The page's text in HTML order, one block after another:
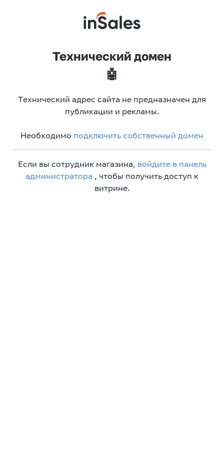
Технический домен
🤖
Технический адрес сайта не предназначен для
публикации и рекламы.
Необходимо подключить собственный домен
Если вы сотрудник магазина, войдите в панель
администратора , чтобы получить доступ к
витрине.